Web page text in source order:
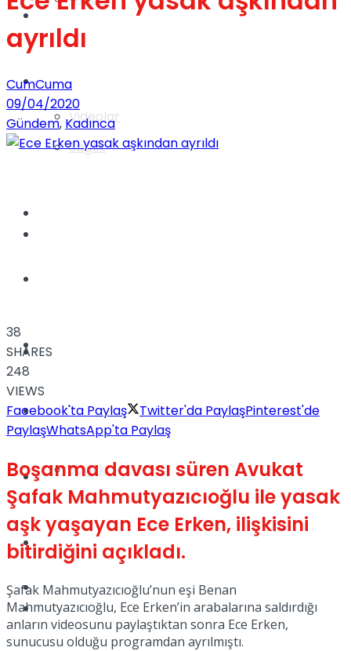
Videolar
Yaşam
Sağlık
TV
Gündem
Yaşam
Sağlık
Dünya
Türkiye
Müzik
Sinema
Tatil
ayrıldı
CumCuma
09/04/2020
Gündem, Kadınca
38
SHARES
248
VIEWS
Facebook'ta Paylaş
Twitter'da PaylaşPinterest'de
PaylaşWhatsApp'ta Paylaş
Boşanma davası süren Avukat
Şafak Mahmutyazıcıoğlu ile yasak
aşk yaşayan Ece Erken, ilişkisini
bitirdiğini açıkladı.
Şafak Mahmutyazıcıoğlu’nun eşi Benan
Mahmutyazıcıoğlu, Ece Erken’in arabalarına saldırdığı
anların videosunu paylaştıktan sonra Ece Erken,
sunucusu olduğu programdan ayrılmıştı.